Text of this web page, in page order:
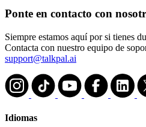
Ponte en contacto con
Siempre estamos aquí por si tienes
Contacta con nuestro equipo de
support@talkpal.ai
Idiomas